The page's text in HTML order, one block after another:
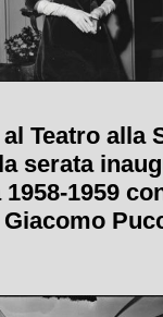
Teatro alla
serata
1959